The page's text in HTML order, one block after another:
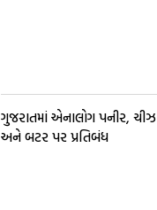
ગુજરાતમાં એનાલોગ પનીર, ચીઝ
અને બટર પર પ્રતિબંધ